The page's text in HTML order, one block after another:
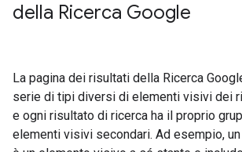
della Ricerca Google
La pagina dei risultati della Ricerca
serie di tipi diversi di elementi visivi dei
e ogni risultato di ricerca ha il proprio
elementi visivi secondari. Ad esempio, un